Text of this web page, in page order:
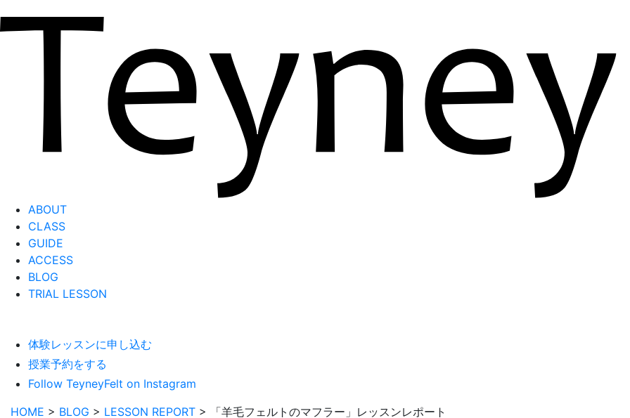
ABOUT
CLASS
GUIDE
ACCESS
BLOG
TRIAL LESSON
体験レッスンに申し込む
授業予約をする
Follow TeyneyFelt on Instagram
HOME > BLOG > LESSON REPORT > 「羊毛フェルトのマフラー」レッスンレポート